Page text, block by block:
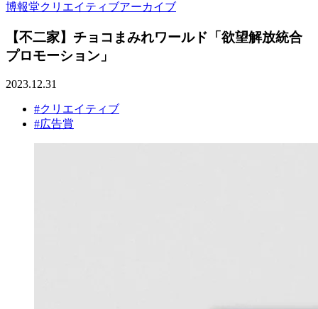
博報堂クリエイティブアーカイブ
【不二家】チョコまみれワールド「欲望解放統合
プロモーション」
2023.12.31
#クリエイティブ
#広告賞